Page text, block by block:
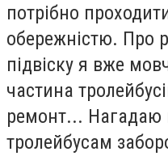
потрібно
обережністю. Про
підвіску я вже
частина
ремонт...
тролейбусам